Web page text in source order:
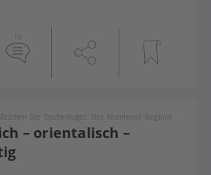
10
– orientalisch –
Der Zauberkugel. Das Abenteuer Beginnt